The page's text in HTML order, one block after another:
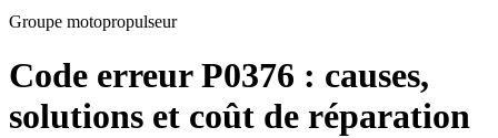
Groupe motopropulseur
Code erreurP0376 : causes,
solutions et coût de réparation